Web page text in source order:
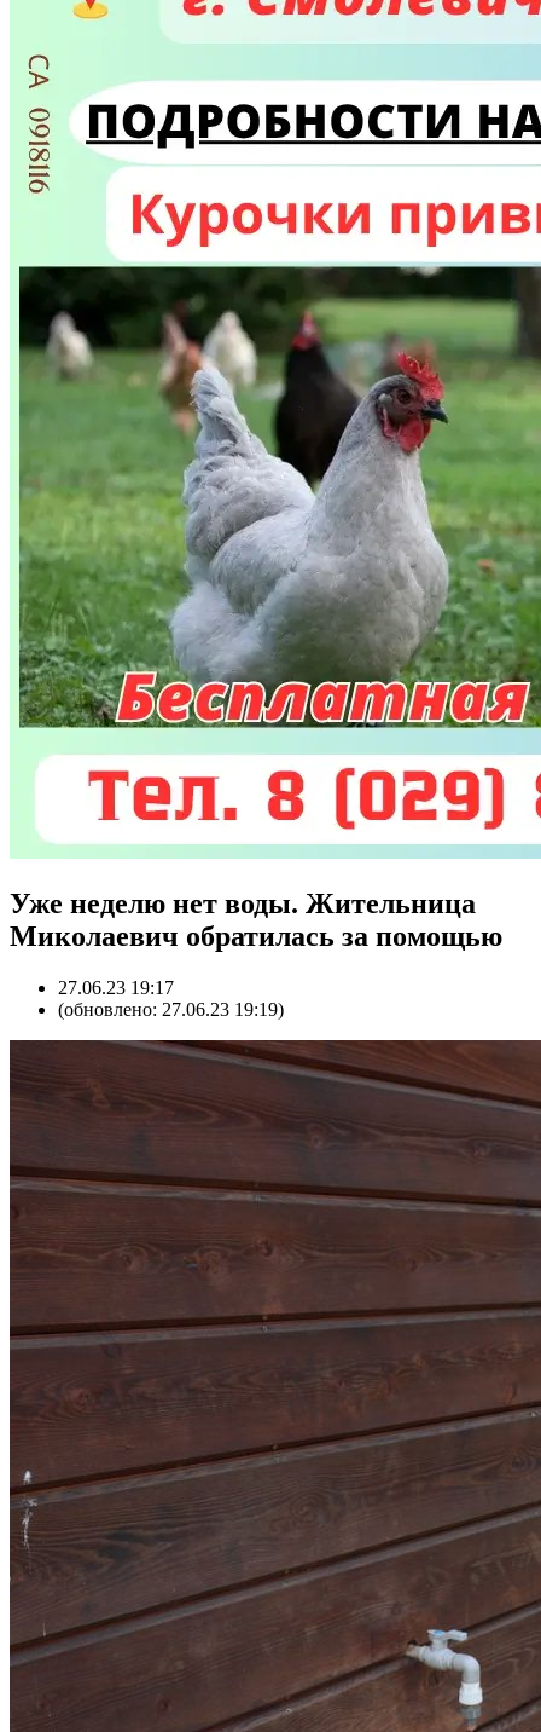
Уже неделю нет воды. Жительница
Миколаевич обратилась за помощью
27.06.23 19:17
(обновлено: 27.06.23 19:19)